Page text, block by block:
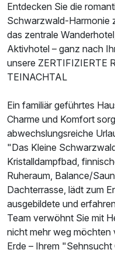
Doppelzimmer zur
1 Erwachsenen und 1 Kind
Ausstattung
Entdecken Sie die
Schwarzwald-Harmonie
das zentrale
Aktivhotel – ganz nach
unsere ZERTIFIZIERTE
TEINACHTAL
Ein familiär geführtes
Charme und Komfort
abwechslungsreiche
"Das Kleine
Kristalldampfbad,
Ruheraum, Balance/
Dachterrasse, lädt zum
ausgebildete und
Team verwöhnt Sie mit
nicht mehr weg
Erde – Ihrem